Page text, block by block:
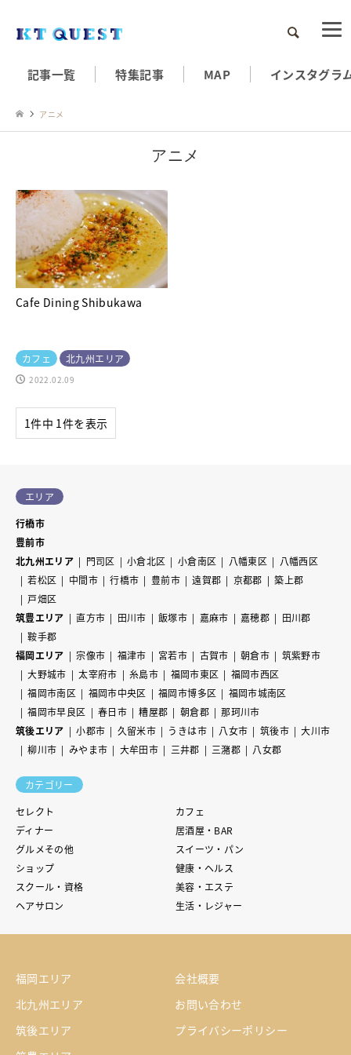
検索
記事一覧 特集記事 MAP インスタグラ
アニメ
アニメ
Cafe Dining Shibukawa
カフェ 北九州エリア
2022.02.09
1件中 1件を表示
エリア
行橋市
豊前市
北九州エリア
門司区 小倉北区 小倉南区 八幡東区
八幡西区
若松区
中間市 行橋市 豊前市 遠賀郡 京都郡
築上郡
戸畑区
筑豊エリア
直方市 田川市 飯塚市 嘉麻市 嘉穂郡
田川郡
鞍手郡
福岡エリア
宗像市 福津市 宮若市 古賀市 朝倉市
筑紫野市
大野城市
太宰府市 糸島市 福岡市東区
福岡市西区
福岡市南区
福岡市中央区 福岡市博多区
福岡市城南区
福岡市早良区
春日市 糟屋郡 朝倉郡
那珂川市
筑後エリア
小郡市 久留米市 うきは市 八女市 筑後市
大川市
柳川市
みやま市 大牟田市 三井郡 三潴郡 八女郡
カテゴリー
セレクト
カフェ
ディナー
居酒屋・BAR
グルメその他
スイーツ・パン
ショップ
健康・ヘルス
スクール・資格
美容・エステ
ヘアサロン
生活・レジャー
福岡エリア
北九州エリア
筑後エリア
会社概要
お問い合わせ
プライバシーポリシー